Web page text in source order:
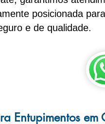
posicionada
e de qualidade.
Entupimentos em